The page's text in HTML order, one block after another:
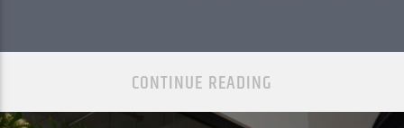
CONTINUE READING